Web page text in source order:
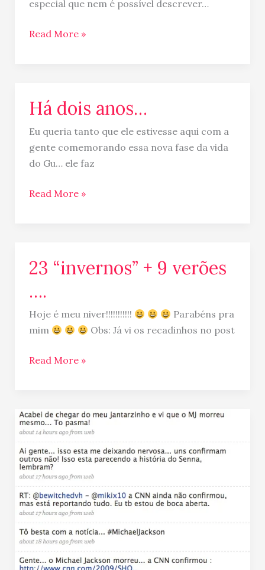
especial que nem é possível descrever…
Read More »
Há dois anos…
Eu queria tanto que ele estivesse aqui com a
gente comemorando essa nova fase da vida
do Gu… ele faz
Há
anos…
Read More »
23 “invernos” + 9 verões
….
Hoje é meu niver!!!!!!!!!!!
Parabéns pra
mim
Obs: Já vi os recadinhos no post
23
+
9
verões
Read More »
Michael
Jackson
morreu…
minha
musica
favorita…